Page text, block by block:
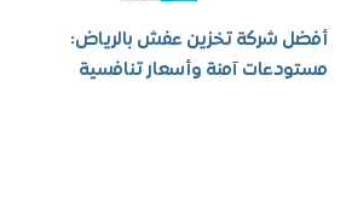
شركة تخزين عفش بالرياض:
آمنة وأسعار تنافسية